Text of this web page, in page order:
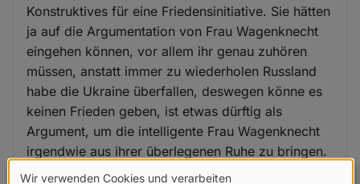
Konstruktives für eine Friedensinitiative. Sie hätten
ja auf die Argumentation von Frau Wagenknecht
eingehen können, vor allem ihr genau zuhören
müssen, anstatt immer zu wiederholen Russland
habe die Ukraine überfallen, deswegen könne es
keinen Frieden geben, ist etwas dürftig als
Argument, um die intelligente Frau Wagenknecht
irgendwie aus ihrer überlegenen Ruhe zu bringen.
Wir verwenden Cookies und verarbeiten